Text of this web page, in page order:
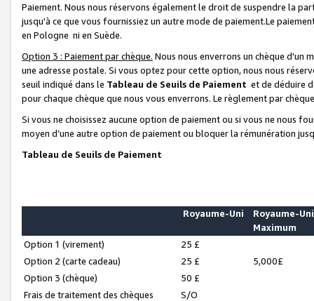
Paiement. Nous nous réservons également le droit de suspendre la
jusqu'à ce que vous fournissiez un autre mode de paiement.Le
en Pologne ni en Suède.
Option 3 : Paiement par chèque. Nous nous enverrons un chèque d'un
une adresse postale. Si vous optez pour cette option, nous nous
seuil indiqué dans le Tableau de Seuils de Paiement et de déduire
pour chaque chèque que nous vous enverrons. Le règlement par
Si vous ne choisissez aucune option de paiement ou si vous ne nous
moyen d’une autre option de paiement ou bloquer la rémunération
Tableau de Seuils de Paiement
Royaume-Uni
Royaume-Uni
Maximum
Option 1 (virement)
25 £
Option 2 (carte cadeau)
25 £
5,000£
Option 3 (chèque)
50 £
Frais de traitement des chèques
S/O